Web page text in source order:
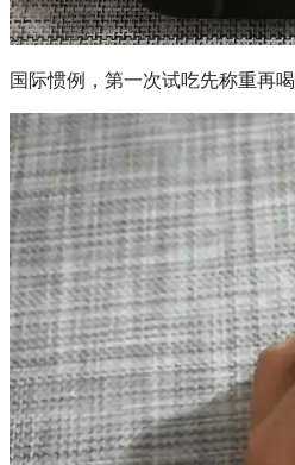
国际惯例，第一次试吃先称重再喝